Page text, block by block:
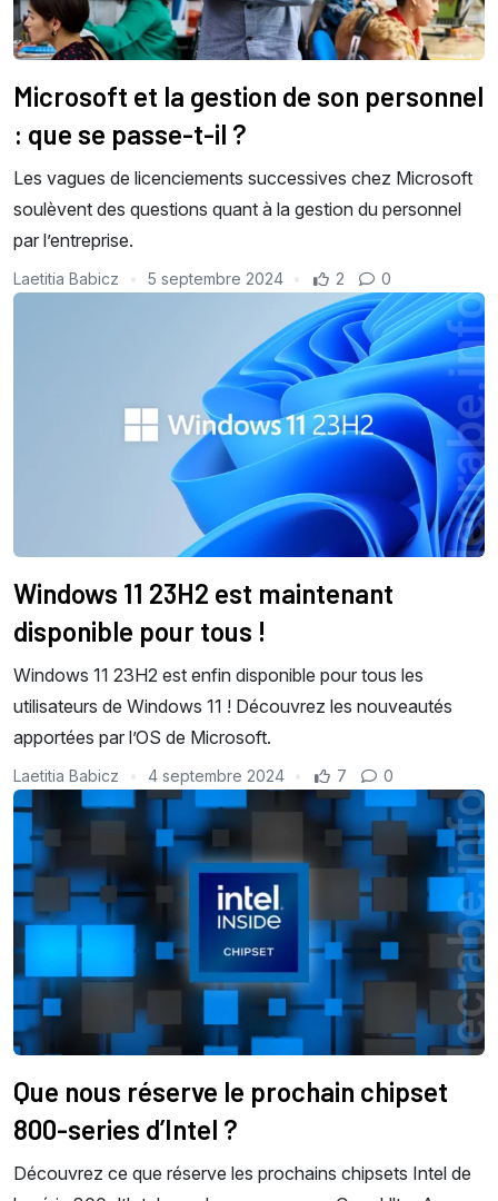
Microsoft et la gestion de son personnel
: que se passe-t-il ?
Les vagues de licenciements successives chez Microsoft
soulèvent des questions quant à la gestion du personnel
par l’entreprise.
Laetitia Babicz 5 septembre 2024 2 0
Windows 11 23H2 est maintenant
disponible pour tous !
Windows 11 23H2 est enfin disponible pour tous les
utilisateurs de Windows 11 ! Découvrez les nouveautés
apportées par l’OS de Microsoft.
Laetitia Babicz 4 septembre 2024 7 0
Que nous réserve le prochain chipset
800-series d’Intel ?
Découvrez ce que réserve les prochains chipsets Intel de